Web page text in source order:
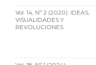
Vol. 14, Nº 2 (2020): IDEAS,
VISUALIDADES Y
REVOLUCIONES